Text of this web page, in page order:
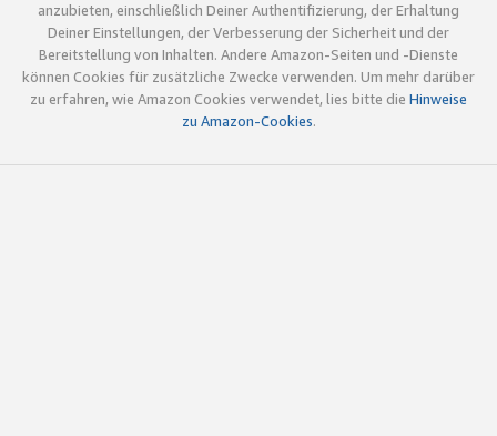
anzubieten, einschließlich Deiner Authentifizierung, der Erhaltung
Deiner Einstellungen, der Verbesserung der Sicherheit und der
Bereitstellung von Inhalten. Andere Amazon-Seiten und -Dienste
können Cookies für zusätzliche Zwecke verwenden. Um mehr darüber
zu erfahren, wie Amazon Cookies verwendet, lies bitte die Hinweise
zu Amazon-Cookies.